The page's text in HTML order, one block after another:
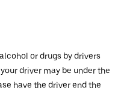
or drugs by drivers
driver may be under the
have the driver end the